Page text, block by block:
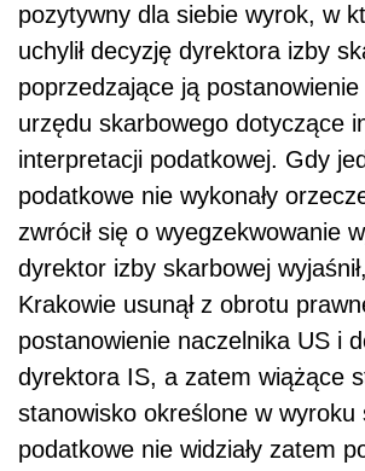
pozytywny dla siebie wyrok, w
uchylił decyzję dyrektora izby
poprzedzające ją
urzędu skarbowego dotyczące
interpretacji podatkowej. Gdy
podatkowe nie wykonały
zwrócił się o wyegzekwowanie
dyrektor izby skarbowej
Krakowie usunął z obrotu
postanowienie naczelnika US i
dyrektora IS, a zatem wiążące
stanowisko określone w wyroku
podatkowe nie widziały zatem